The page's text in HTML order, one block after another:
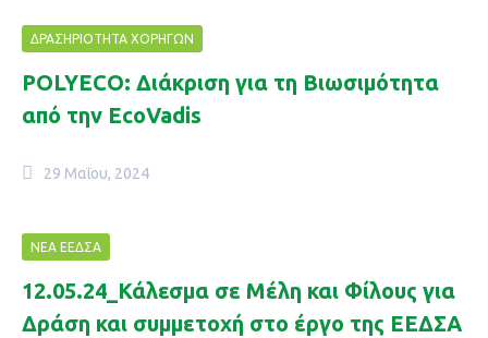
ΔΡΑΣΗΡΙΌΤΗΤΑ ΧΟΡΗΓΏΝ
POLYECO: Διάκριση για τη Βιωσιμότητα
από την EcoVadis
29 Μαΐου, 2024
ΝΈΑ ΕΕΔΣΑ
12.05.24_Κάλεσμα σε Μέλη και Φίλους για
Δράση και συμμετοχή στο έργο της ΕΕΔΣΑ